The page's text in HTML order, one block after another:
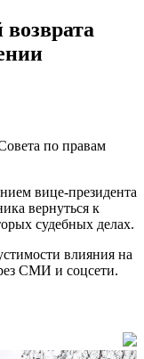
по правам
вице-президента
вернуться к
судебных делах.
влияния на
СМИ и соцсети.